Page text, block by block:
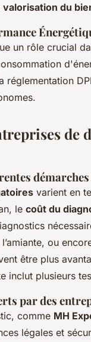
valorisation du
un rôle crucial
réglementation
varient en
le coût du
l’amiante, ou
être plus
inclut plusieurs
par des
comme MH
légales et